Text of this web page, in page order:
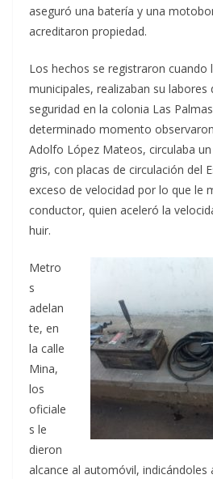
aseguró una batería y una
acreditaron propiedad.
Los hechos se registraron cuando
municipales, realizaban su labores
seguridad en la colonia Las
determinado momento
Adolfo López Mateos, circulaba
gris, con placas de circulación del
exceso de velocidad por lo que le
conductor, quien aceleró la
huir.
Metro
s
adelan
te, en
la calle
Mina,
los
oficiale
s le
dieron
alcance al automóvil, indicándoles